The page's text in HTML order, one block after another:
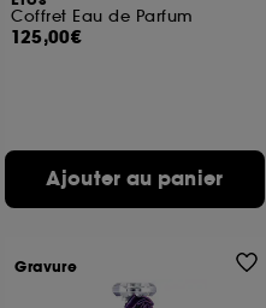
Coffret Eau de Parfum
125,00€
Ajouter au panier
Gravure